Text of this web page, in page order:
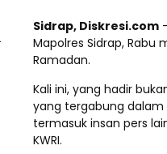
Sidrap, Diskresi.com
Mapolres Sidrap,
Ramadan.
Kali ini, yang hadir
yang tergabung dalam
termasuk insan pers
KWRI.